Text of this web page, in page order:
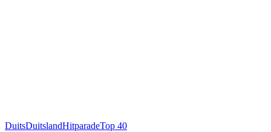
DuitsDuitslandHitparadeTop 40